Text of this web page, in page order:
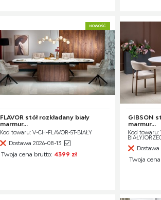
NOWOŚĆ
FLAVOR stół rozkładany biały
marmur...
Kod towaru: V-CH-FLAVOR-ST-BIAŁY
Dostawa 2026-08-13
Twoja cena brutto: 4399 zł
GIBSON
marmur...
Kod towaru:
BIAŁY/
Dostawa
Twoja